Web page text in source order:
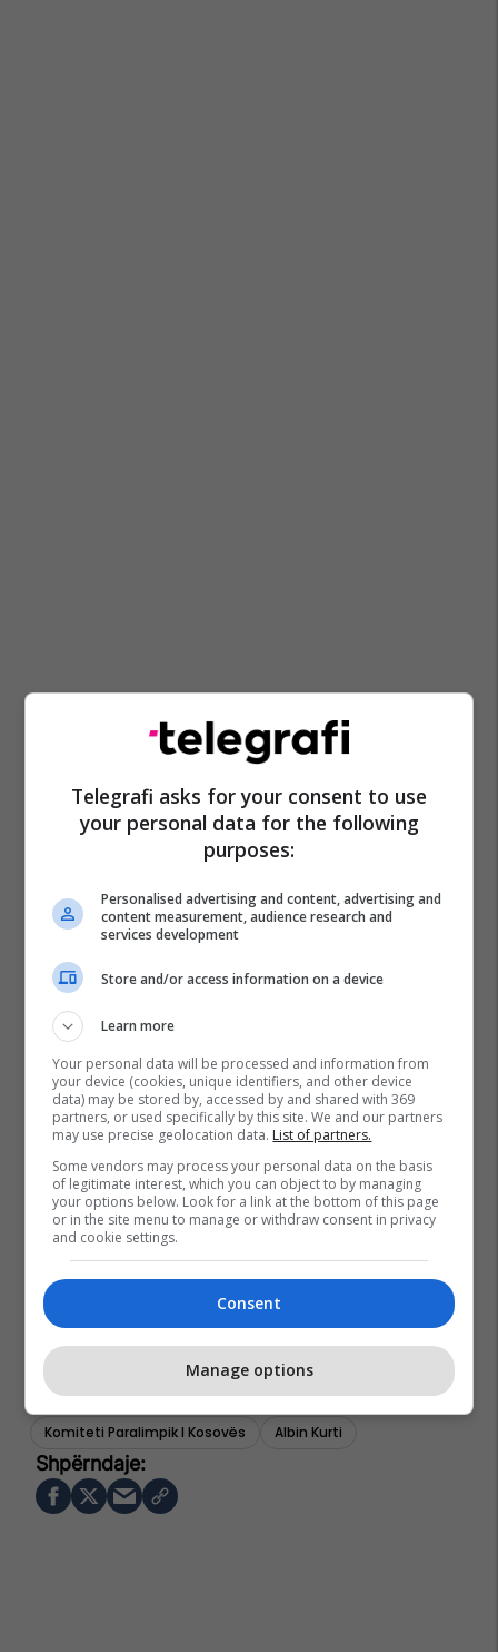
Komiteti Paralimpik I Kosovës Albin Kurti
Telegrafi asks for your consent to use
your personal data for the following
purposes:
Personalised advertising and content, advertising and
content measurement, audience research and
services development
Store and/or access information on a device
Learn more
Your personal data will be processed and information from
your device (cookies, unique identifiers, and other device
data) may be stored by, accessed by and shared with 369
partners, or used specifically by this site. We and our partners
may use precise geolocation data. List of partners.
Some vendors may process your personal data on the basis
of legitimate interest, which you can object to by managing
your options below. Look for a link at the bottom of this page
or in the site menu to manage or withdraw consent in privacy
and cookie settings.
Consent
Manage options